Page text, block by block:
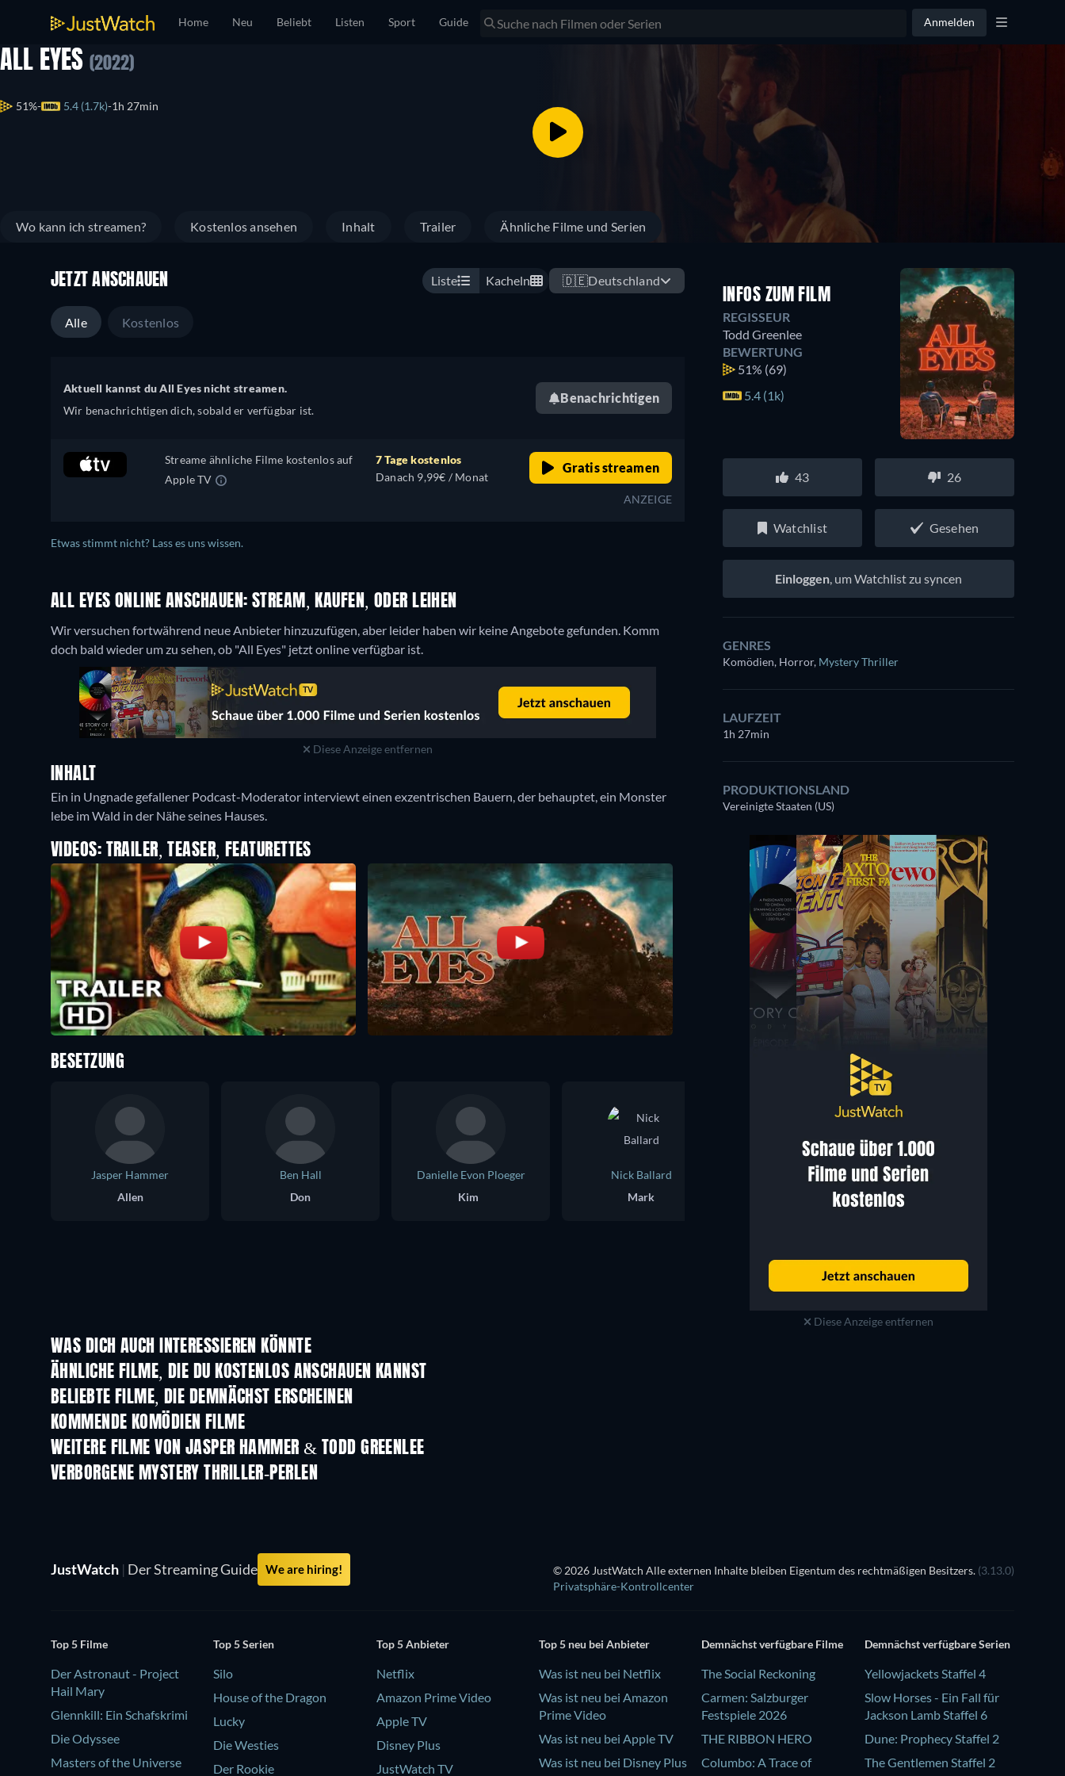
Home Neu Beliebt Listen Sport Guide Anmelden
ALL EYES (2022)
51% 5.4 (1.7k) 1h 27min
Wo kann ich streamen? Kostenlos ansehen Inhalt Trailer Ähnliche Filme und Serien
JETZT ANSCHAUEN Liste Kacheln 🇩🇪Deutschland
Alle Kostenlos
Aktuell kannst du All Eyes nicht streamen.
Wir benachrichtigen dich, sobald er verfügbar ist.
Benachrichtigen
Streame ähnliche Filme kostenlos auf
Apple TV
7 Tage kostenlos
Danach 9,99€ / Monat
Gratis streamen
ANZEIGE
Etwas stimmt nicht? Lass es uns wissen.
ALL EYES ONLINE ANSCHAUEN: STREAM, KAUFEN, ODER LEIHEN
Wir versuchen fortwährend neue Anbieter hinzuzufügen, aber leider haben wir keine Angebote gefunden. Komm
doch bald wieder um zu sehen, ob "All Eyes" jetzt online verfügbar ist.
Diese Anzeige entfernen
INHALT
Ein in Ungnade gefallener Podcast-Moderator interviewt einen exzentrischen Bauern, der behauptet, ein Monster
VIDEOS: TRAILER, TEASER, FEATURETTES
INFOS ZUM FILM
REGISSEUR
Todd Greenlee
BEWERTUNG
51% (69)
5.4 (1k)
43 26
Watchlist Gesehen
Einloggen, um Watchlist zu syncen
GENRES
Komödien, Horror, Mystery Thriller
LAUFZEIT
1h 27min
PRODUKTIONSLAND
Vereinigte Staaten (US)
Diese Anzeige entfernen
BESETZUNG
Jasper Hammer
Allen
Ben Hall
Don
Danielle Evon Ploeger
Kim
Nick Ballard
Mark
Skyler Davenport
Alice (voice)
WAS DICH AUCH INTERESSIEREN KÖNNTE
ÄHNLICHE FILME, DIE DU KOSTENLOS ANSCHAUEN KANNST
BELIEBTE FILME, DIE DEMNÄCHST ERSCHEINEN
KOMMENDE KOMÖDIEN FILME
WEITERE FILME VON JASPER HAMMER & TODD GREENLEE
VERBORGENE MYSTERY THRILLER-PERLEN
JustWatch | Der Streaming Guide We are hiring! © 2026 JustWatch Alle externen Inhalte bleiben Eigentum des rechtmäßigen Besitzers. (3.13.0)
Privatsphäre-Kontrollcenter
Top 5 Filme
Der Astronaut - Project
Hail Mary
Glennkill: Ein Schafskrimi
Die Odyssee
Masters of the Universe
Top 5 Serien
Silo
House of the Dragon
Lucky
Die Westies
Der Rookie
Top 5 Anbieter
Netflix
Amazon Prime Video
Apple TV
Disney Plus
JustWatch TV
Top 5 neu bei Anbieter
Was ist neu bei Netflix
Was ist neu bei Amazon
Prime Video
Was ist neu bei Apple TV
Was ist neu bei Disney Plus
Demnächst verfügbare Filme
The Social Reckoning
Carmen: Salzburger
Festspiele 2026
THE RIBBON HERO
Columbo: A Trace of
Demnächst verfügbare Serien
Yellowjackets Staffel 4
Slow Horses - Ein Fall für
Jackson Lamb Staffel 6
Dune: Prophecy Staffel 2
The Gentlemen Staffel 2